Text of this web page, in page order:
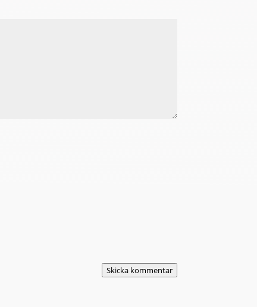
Skicka kommentar